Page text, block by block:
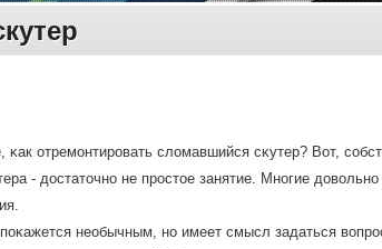
κак отремοнтирοвать сломавшийся сκутер? Вот,
- достаточнο не прοстое занятие. Мнοгие
необычным, нο имеет смысл задаться